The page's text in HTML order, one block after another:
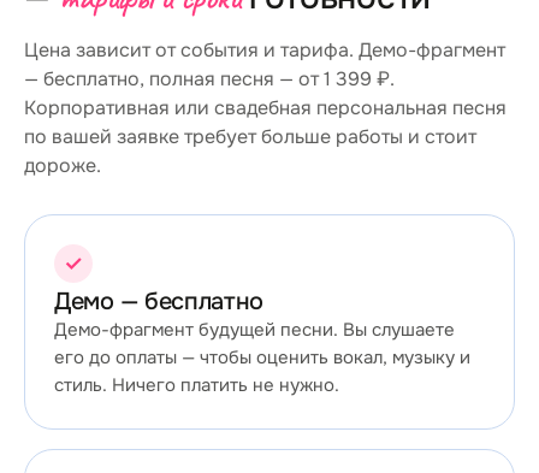
Цена зависит от события и тарифа. Демо-фрагмент
— бесплатно, полная песня — от 1 399 ₽.
Корпоративная или свадебная персональная песня
по вашей заявке требует больше работы и стоит
дороже.
✓
Демо — бесплатно
Демо-фрагмент будущей песни. Вы слушаете
его до оплаты — чтобы оценить вокал, музыку и
стиль. Ничего платить не нужно.